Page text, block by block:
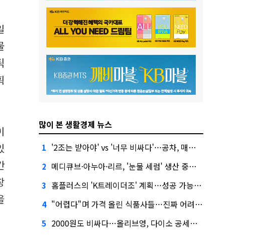
많이 본 생활경제 뉴스
1 '2조는 받아야' vs '너무 비싸다'…공차, 매각 성공할까
2 메디큐브·아누아·리르, '눈물 세럼' 생산 중단한다
3 홈플러스의 'K트레이더조' 계획…성공 가능성은 '글쎄'
4 "어렵다"며 가격 올린 식품사들…진짜 어려운 거 맞아?
5 2000원도 비싸다…올리브영, 다이소 공세에 '가성비'로 맞불